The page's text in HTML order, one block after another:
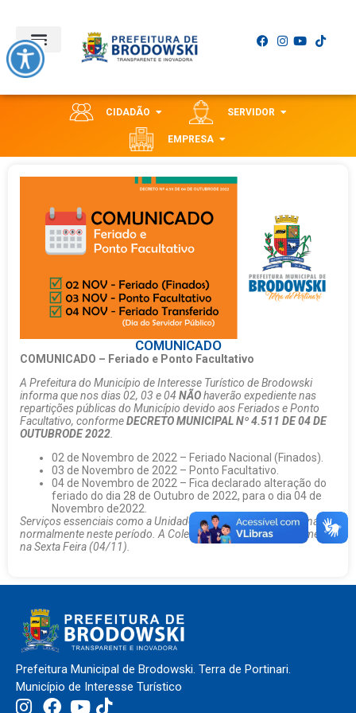
CIDADÃO SERVIDOR
EMPRESA
COMUNICADO
COMUNICADO – Feriado e Ponto Facultativo
A Prefeitura do Município de Interesse Turístico de Brodowski
informa que nos dias 02, 03 e 04 NÃOhaverão expediente nas
repartições públicas do Município devido aos Feriados e Ponto
Facultativo, conformeDECRETO MUNICIPAL Nº 4.511 DE 04 DE
OUTUBRODE 2022
02 de Novembro de 2022 – Feriado Nacional (Finados).
03 de Novembro de 2022 – Ponto Facultativo.
04 de Novembro de 2022 – Fica declarado alteração do
feriado do dia 28 de Outubro de 2022, para o dia 04 de
Novembro de2022.
Serviços essenciais como a Unidade Mista Hospitalar funcionarão
normalmente neste período. A Coleta de Lixo acontecerá somente
na Sexta Feira (04/11).
Prefeitura Municipal de Brodowski. Terra de Portinari.
Município de Interesse Turístico